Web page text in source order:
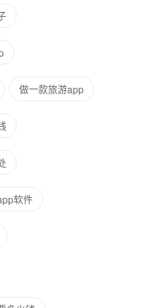
做一款旅游app
软件